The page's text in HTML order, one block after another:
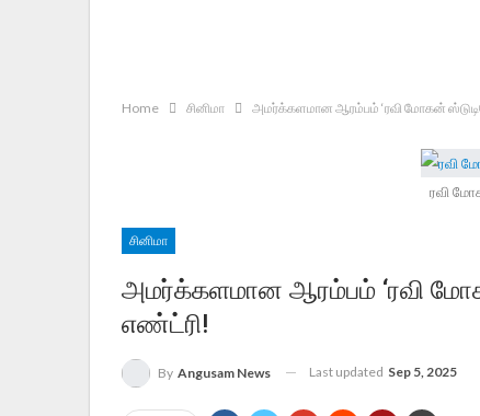
Home சினிமா அமர்க்களமான ஆரம்பம் ‘ரவி மோகன்
ரவி
சினிமா
அமர்க்களமான ஆரம்பம் ‘ரவி
எண்ட்ரி!
By Angusam News Last updated Sep 5, 2025